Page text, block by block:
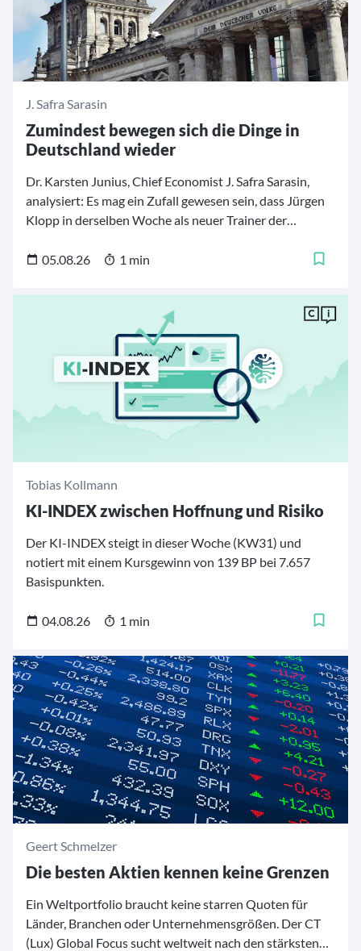
J. Safra Sarasin
Zumindest bewegen sich die Dinge in
Deutschland wieder
Dr. Karsten Junius, Chief Economist J. Safra Sarasin,
analysiert: Es mag ein Zufall gewesen sein, dass Jürgen
Klopp in derselben Woche als neuer Trainer der
wurde, in der Bundeskanzler Friedrich Merz begann,
05.08.26 1 min
Tobias Kollmann
KI-INDEX zwischen Hoffnung und Risiko
Der KI-INDEX steigt in dieser Woche (KW31) und
notiert mit einem Kursgewinn von 139 BP bei 7.657
Basispunkten.
04.08.26 1 min
Geert Schmelzer
Die besten Aktien kennen keine Grenzen
Ein Weltportfolio braucht keine starren Quoten für
Länder, Branchen oder Unternehmensgrößen. Der CT
(Lux) Global Focus sucht weltweit nach den stärksten